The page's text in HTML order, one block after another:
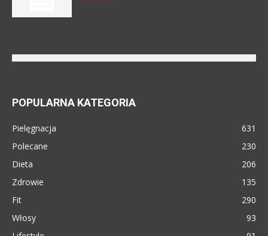
POPULARNA KATEGORIA
Pielęgnacja
631
Polecane
230
Dieta
206
Zdrowie
135
Fit
290
Włosy
93